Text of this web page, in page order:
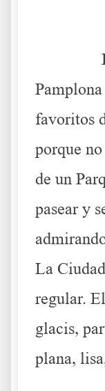
favoritos
porque
de un
pasear y
La
regular.
glacis,
plana,